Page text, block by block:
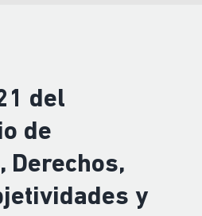
del
de
Derechos,
y